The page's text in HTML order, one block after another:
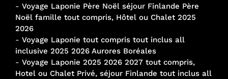
- Voyage Laponie Père Noël séjour Finlande Père
Noël famille tout compris, Hôtel ou Chalet 2025
2026
- Voyage Laponie tout compris tout inclus all
inclusive 2025 2026 Aurores Boréales
- Voyage Laponie 2025 2026 2027 tout compris,
Hotel ou Chalet Privé, séjour Finlande tout inclus all